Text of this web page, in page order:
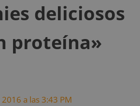
deliciosos
proteína»
a las 3:43 PM